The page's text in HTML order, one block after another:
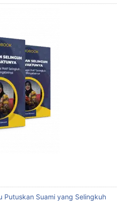
Putuskan Suami yang Selingkuh